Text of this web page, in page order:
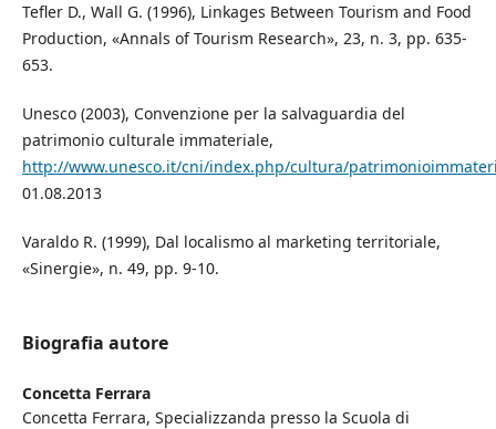
Tefler D., Wall G. (1996), Linkages Between Tourism and Food
Production, «Annals of Tourism Research», 23, n. 3, pp. 635-
653.
Unesco (2003), Convenzione per la salvaguardia del
patrimonio culturale immateriale,
http://www.unesco.it/cni/index.php/cultura/
01.08.2013
Varaldo R. (1999), Dal localismo al marketing territoriale,
«Sinergie», n. 49, pp. 9-10.
Biografia autore
Concetta Ferrara
Concetta Ferrara, Specializzanda presso la Scuola di